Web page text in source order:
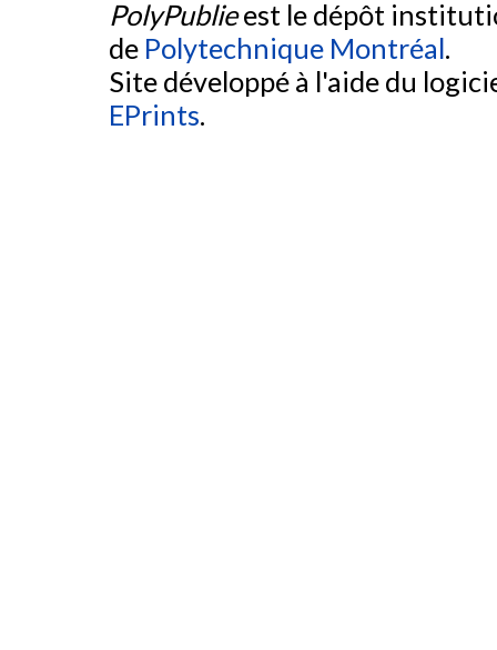
PolyPublieest le dépôt
de Polytechnique Montréal.
Site développé à l'aide du
EPrints.